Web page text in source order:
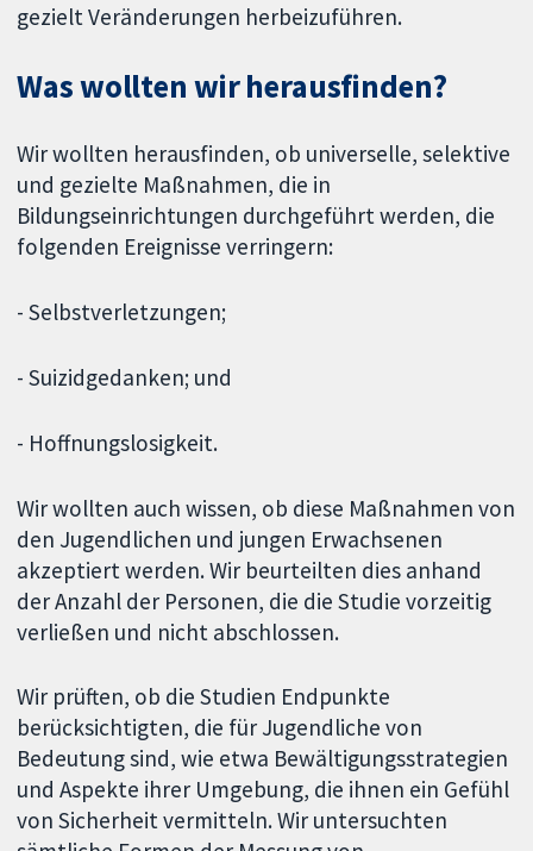
gezielt Veränderungen herbeizuführen.
Was wollten wir herausfinden?
Wir wollten herausfinden, ob universelle, selektive
und gezielte Maßnahmen, die in
Bildungseinrichtungen durchgeführt werden, die
folgenden Ereignisse verringern:
- Selbstverletzungen;
- Suizidgedanken; und
- Hoffnungslosigkeit.
Wir wollten auch wissen, ob diese Maßnahmen von
den Jugendlichen und jungen Erwachsenen
akzeptiert werden. Wir beurteilten dies anhand
der Anzahl der Personen, die die Studie vorzeitig
verließen und nicht abschlossen.
Wir prüften, ob die Studien Endpunkte
berücksichtigten, die für Jugendliche von
Bedeutung sind, wie etwa Bewältigungsstrategien
und Aspekte ihrer Umgebung, die ihnen ein Gefühl
von Sicherheit vermitteln. Wir untersuchten